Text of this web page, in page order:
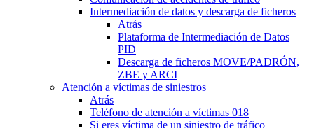
Intermediación de datos y descarga de ficheros
Atrás
Plataforma de Intermediación de Datos
PID
Descarga de ficheros MOVE/PADRÓN,
ZBE y ARCI
Atención a víctimas de siniestros
Atrás
Teléfono de atención a víctimas 018
Si eres víctima de un siniestro de tráfico